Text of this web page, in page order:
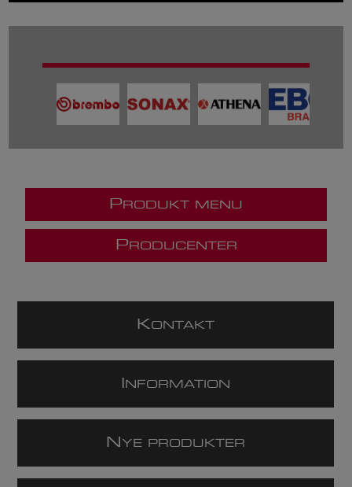
P RODUKT MENU
P RODUCENTER
KONTAKT
NFORMATION
N YE PRODUKTER